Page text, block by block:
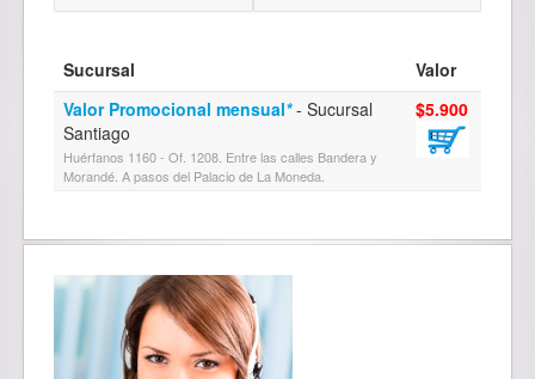
Sucursal
Valor
Valor Promocional mensual*- Sucursal
Santiago
Huérfanos 1160 - Of. 1208. Entre las calles Bandera y
Morandé. A pasos del Palacio de La Moneda.
$5.900